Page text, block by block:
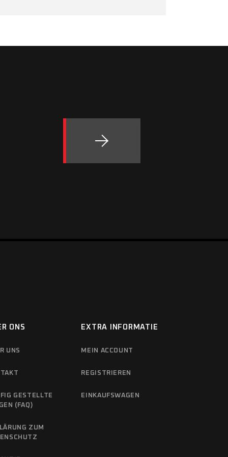
ONS
UNS
GESTELLTE
(FAQ)
ZUM
EXTRA INFORMATIE
MEIN ACCOUNT
REGISTRIEREN
EINKAUFSWAGEN